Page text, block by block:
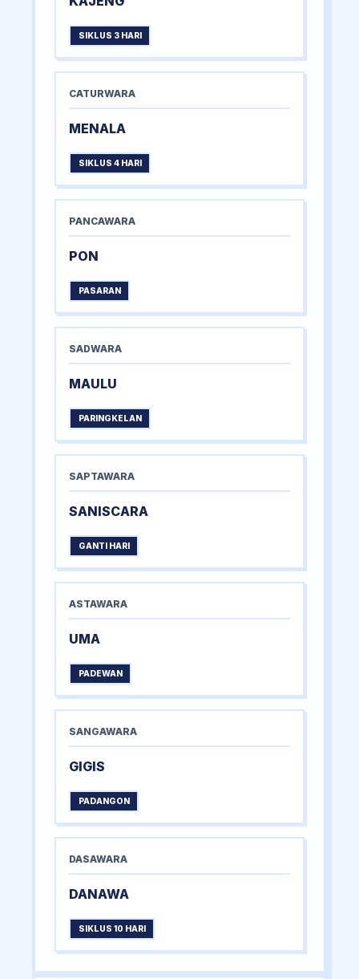
SIKLUS 3 HARI
CATURWARA
MENALA
SIKLUS 4 HARI
PANCAWARA
PON
PASARAN
SADWARA
MAULU
PARINGKELAN
SAPTAWARA
SANISCARA
GANTI HARI
ASTAWARA
UMA
PADEWAN
SANGAWARA
GIGIS
PADANGON
DASAWARA
DANAWA
SIKLUS 10 HARI